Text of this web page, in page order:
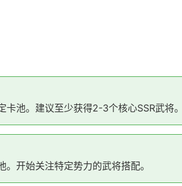
卡池。建议至少获得2-3个核心SSR武将
开始关注特定势力的武将搭配。